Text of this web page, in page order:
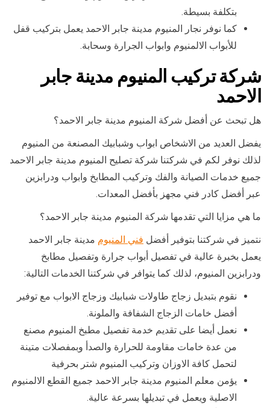
بتكلفة بسيطة.
كما نوفر نجار المنيوم مدينة جابر الاحمد يعمل بتركيب قفل
للأبواب الالمنيوم وابواب الجرارة وسحابة.
شركة تركيب المنيوم مدينة جابر
الاحمد
هل تبحث عن أفضل شركة المنيوم مدينة جابر الاحمد؟
يفضل العديد من الاشخاص ابواب وشبابيك المصنعة من المنيوم
لذلك نوفر لكم في شركتنا شركة تصليح المنيوم مدينة جابر الاحمد
جميع خدمات الصيانة والفك وتركيب المطابخ وابواب ودرابزين
عبر أفضل كادر فني مجهز بأفضل المعدات.
ما هي مزايا التي تقدمها شركة المنيوم مدينة جابر الاحمد؟
نتميز في شركتنا بتوفير أفضل فني المنيوم مدينة جابر الاحمد
يعمل بخبرة عالية في تفصيل أبواب جرارة وتفصيل مطابخ
ودرابزين المنيوم، لذلك كما يتوافر في شركتنا الخدمات التالية:
نقوم بتبديل زجاج طاولات شبابيك وزجاج الابواب مع توفير
أفضل خامات الزجاج الشفافة والملونة.
نعمل أيضا على تقديم خدمة تفصيل مطبخ المنيوم مصنع
من عدة خامات مقاومة للحرارة والصدأ وبمفصلات متينة
لتحمل كافة الاوزان وتركيب المنيوم شتر بحرفية
يؤمن معلم المنيوم مدينة جابر الاحمد جميع القطع الالمنيوم
الاصلية ويعمل في تبديلها بسرعة عالية.